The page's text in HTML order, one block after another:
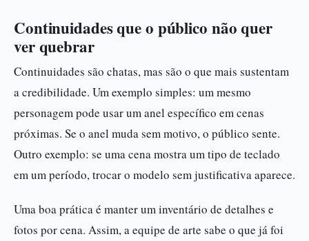
Continuidades que o público não quer
ver quebrar
Continuidades são chatas, mas são o que mais sustentam
a credibilidade. Um exemplo simples: um mesmo
personagem pode usar um anel específico em cenas
próximas. Se o anel muda sem motivo, o público sente.
Outro exemplo: se uma cena mostra um tipo de teclado
em um período, trocar o modelo sem justificativa aparece.
Uma boa prática é manter um inventário de detalhes e
fotos por cena. Assim, a equipe de arte sabe o que já foi